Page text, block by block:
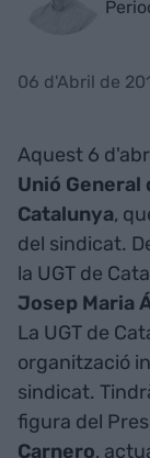
06 d'Abril de
Aquest 6
Unió General
Catalunya,
del sindicat.
la UGT de
Josep Maria
La UGT de
organització
sindicat.
figura del
Carnero,